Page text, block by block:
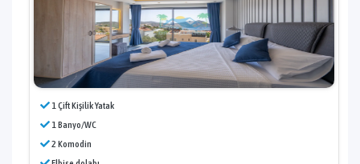
1 Çift Kişilik Yatak
1 Banyo/WC
2 Komodin